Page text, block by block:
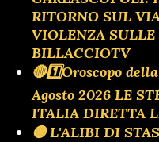
RITORNO SUL
VIOLENZA
BILLACCIOTV
🔴1️⃣Oroscopo
Agosto 2026 LE
ITALIA DIRETTA
🟡 L'ALIBI DI